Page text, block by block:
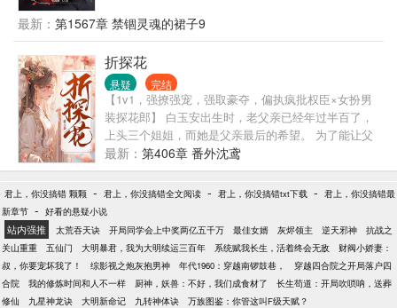
外的见到了不该见的东西，姥姥跟我说，我是天生的
阴阳眼，让我看见可怕的东西，不要声张，后来姥姥
为了养活我，把我带了市内，开了一家纸扎铺……
最新： 第1567章 禁锢灵魂的裙子9
折探花
悬疑 完结
【1v1，强撩强宠，强取豪夺，偏执疯批权臣×女扮男
装探花郎】 白玉安出生时，老父亲已经年过半百了，
上头三个姐姐，而她是父亲最后的希望。 为了能让父
亲没有遗憾，母亲将她从小当作了男子，成了家里的
独苗苗。 高中探花那年，白玉安站在登高楼上，凭栏
了望着京城烟云，已做好将一生都献于朝廷。 而隔江
立于窗前对望的年轻权臣沈珏，却早已蛰伏在了暗
处，隐秘的窥探着那清正风雅下的媚色。 他要折了她
的傲骨，要让那白衣雅正的探花郎，心甘情愿的承
欢。 即便是不心甘情愿，他也有耐心一寸寸击溃她的
防线，让她不得不成为他的掌中笼雀，承受他的肆意
宠爱。
最新： 第406章 番外沈鸢
君上，你没搞错 颗颗 - 君上，你没搞错全文阅读 - 君上，你没搞错txt下载 - 君上，你没搞错最
新章节 - 好看的悬疑小说
站内强推 太荒吞天诀 开局同学会上中奖两亿五千万 最佳女婿 灰烬领主 逆天邪神
抗战之
关山重重
五仙门 大明暴君，我为大明续运三百年 系统赋我长生，活着终会无敌
财阀小娇妻：
叔，你要宠坏我了！
综影视之炮灰抱男神 年代1960：穿越南锣鼓巷，
穿越四合院之开局落户四
合院
我的修炼时间和人不一样 厨神，妖兽：不好，我们成食材了
长生苟道：开局吹唢呐，送葬
修仙
九星神龙诀 大明新命记 九转神体诀 万族图鉴：你管这叫F级天赋？